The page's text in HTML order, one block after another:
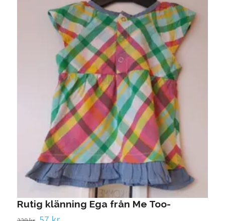
Rutig klänning Ega från Me Too-